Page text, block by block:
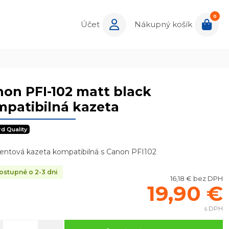
Účet Nákupný košík
0
PFI-102 matt black
kazeta
Quality
kazeta kompatibilná s Canon PFI102
o 2-3 dni
16,18 € bez DPH
19,90 €
s DPH